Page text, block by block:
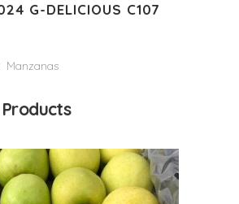
G-DELICIOUS C107
Manzanas